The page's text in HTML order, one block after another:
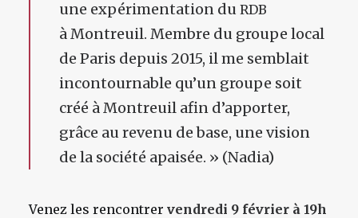
une expérimentation du RDB
à Montreuil. Membre du groupe local
de Paris depuis 2015, il me semblait
incontournable qu’un groupe soit
créé à Montreuil afin d’apporter,
grâce au revenu de base, une vision
de la société apaisée. » (Nadia)
Venez les rencontrer vendredi 9 février à 19h